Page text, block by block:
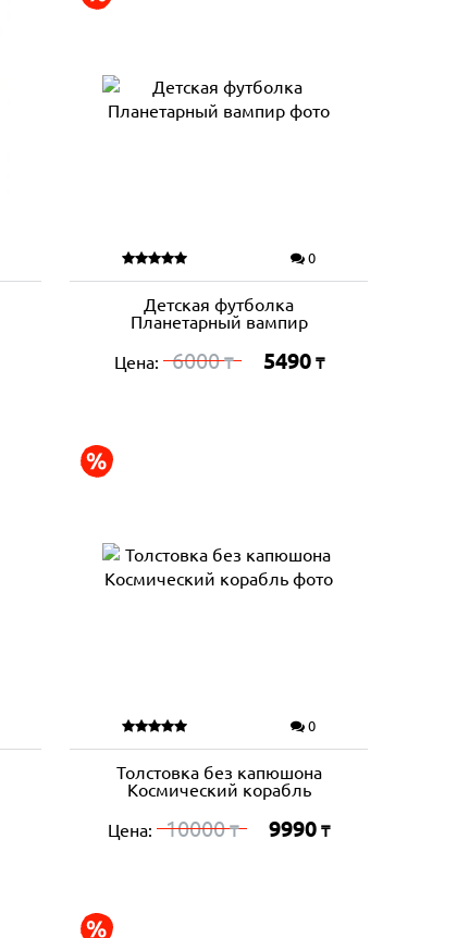
0
Детская футболка
Планетарный вампир
Цена: 6000₸ 5490 ₸
0
Толстовка без капюшона
Космический корабль
Цена: 10000₸ 9990 ₸